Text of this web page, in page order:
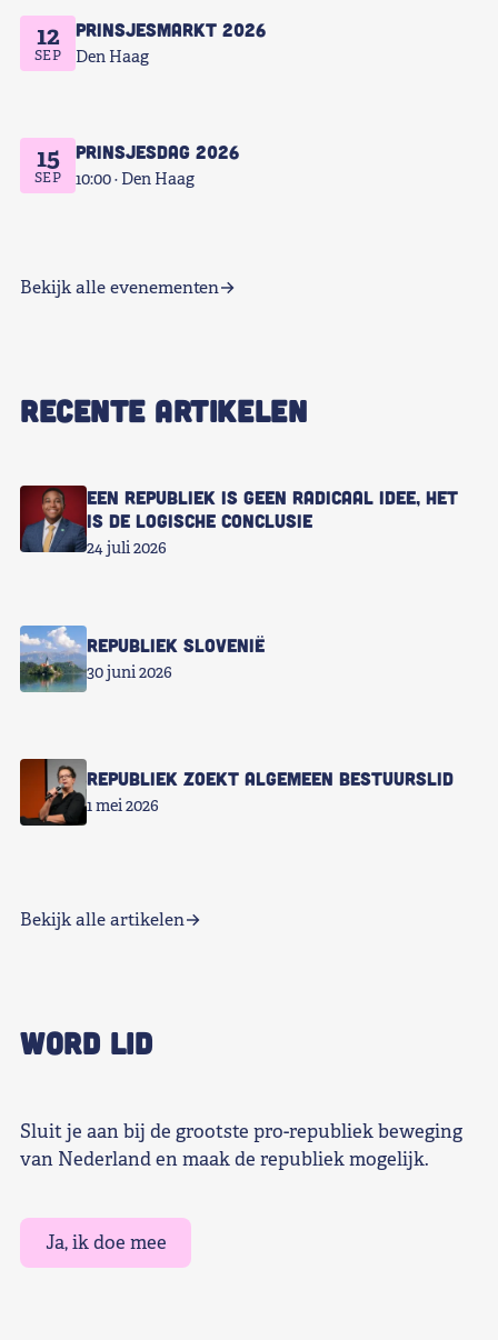
12
SEP
Prinsjesmarkt 2026
Den Haag
15
SEP
Prinsjesdag 2026
10:00 Den Haag
Bekijk alle evenementen
RECENTE ARTIKELEN
Een republiek is geen radicaal idee, het
is de logische conclusie
24 juli 2026
Republiek Slovenië
30 juni 2026
Republiek zoekt Algemeen Bestuurslid
1 mei 2026
Bekijk alle artikelen
WORD LID
Sluit je aan bij de grootste pro-republiek beweging
van Nederland en maak de republiek mogelijk.
Ja, ik doe mee